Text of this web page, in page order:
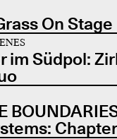
On Stage
im Südpol: